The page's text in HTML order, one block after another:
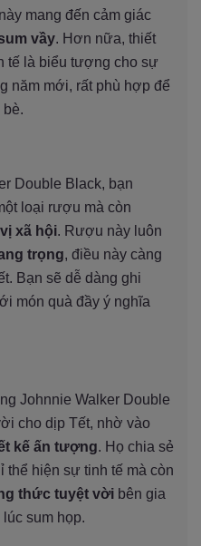
mang đến cảm giác
vầy. Hơn nữa, thiết
tế là biểu tượng cho sự
năm mới, rất phù hợp để
Double Black, bạn
loại rượu mà còn
xã hội. Rượu này luôn
trọng, điều này càng
Bạn sẽ dễ dàng ghi
món quà đầy ý nghĩa
Johnnie Walker Double
cho dịp Tết, nhờ vào
kế ấn tượng. Họ chia sẻ
thể hiện sự tinh tế mà còn
thức tuyệt vời bên gia
sum họp.